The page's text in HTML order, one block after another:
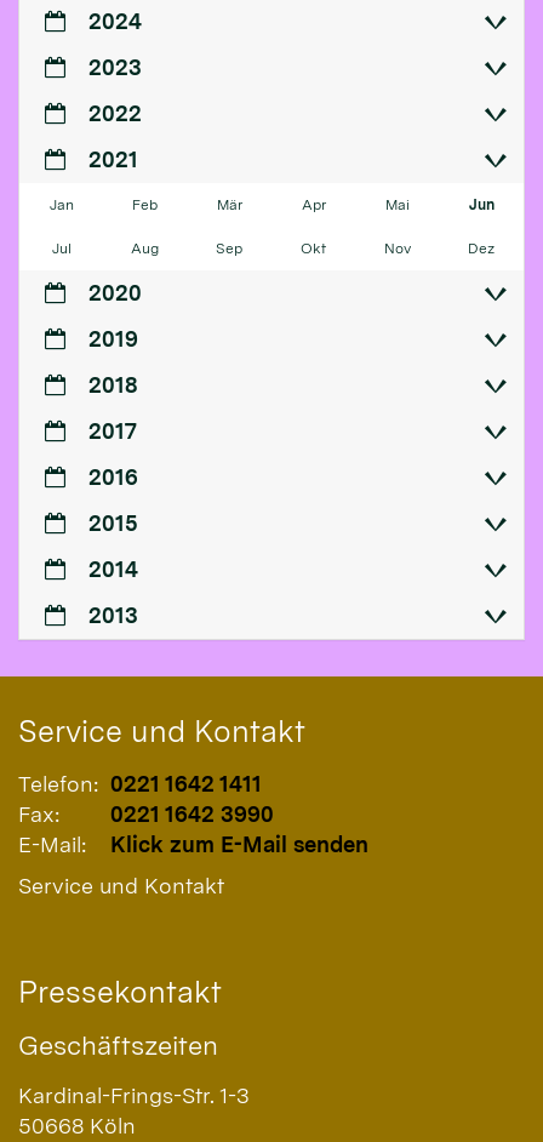
2024
2023
2022
2021
Jan Feb Mär Apr Mai Jun
Jul Aug Sep Okt Nov Dez
2020
2019
2018
2017
2016
2015
2014
2013
Service und Kontakt
Telefon: 0221 1642 1411
Fax:
0221 1642 3990
E-Mail:
Klick zum E-Mail senden
Service und Kontakt
Pressekontakt
Geschäftszeiten
Kardinal-Frings-Str. 1-3
50668 Köln